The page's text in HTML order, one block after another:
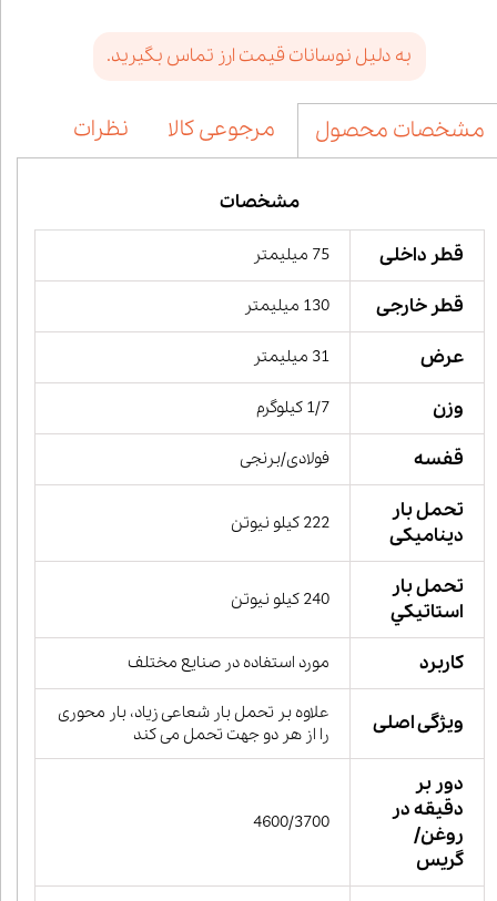
به دلیل نوسانات قیمت ارز تماس بگیرید.
مشخصات محصول مرجوعی کالا نظرات
مشخصات
قطر داخلی 75 میلیمتر
قطر خارجی 130 میلیمتر
عرض 31 میلیمتر
وزن 1/7 کیلوگرم
قفسه فولادی/برنجی
تحمل بار
دینامیکی
222 کیلو نیوتن
تحمل بار
استاتيكي
240 کیلو نیوتن
کاربرد مورد استفاده در صنایع مختلف
ویژگی اصلی
علاوه بر تحمل بار شعاعی زیاد، بار محوری
را از هر دو جهت تحمل می کند
دور بر
دقیقه در
روغن/
گریس
4600/3700